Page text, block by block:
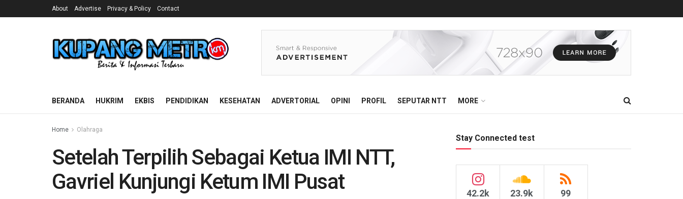
About Advertise Privacy & Policy Contact
BERANDA HUKRIM EKBIS PENDIDIKAN KESEHATAN ADVERTORIAL OPINI PROFIL SEPUTAR NTT MORE
Home Olahraga
Setelah Terpilih Sebagai Ketua IMI NTT,
Gavriel Kunjungi Ketum IMI Pusat
Stay Connected test
42.2k 23.9k 99